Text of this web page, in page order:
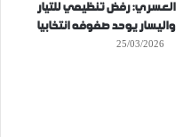
العسري: رفض تنظيمي للتيار
واليسار يوحد صفوفه انتخابيا
25/03/2026